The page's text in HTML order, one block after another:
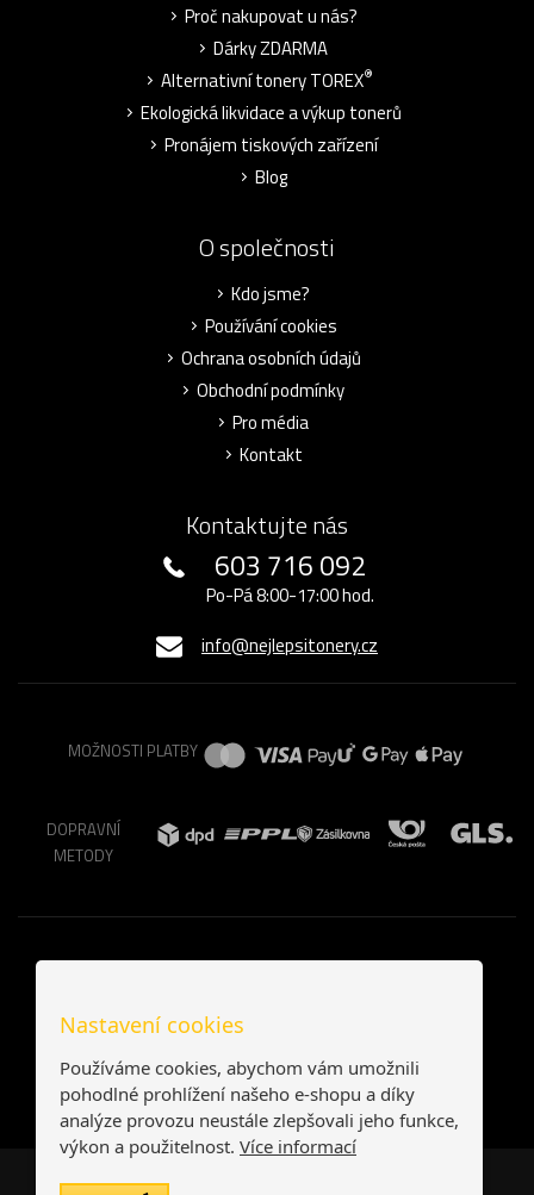
Proč nakupovat u nás?
Dárky ZDARMA
Alternativní tonery TOREX®
Ekologická likvidace a výkup tonerů
Pronájem tiskových zařízení
Blog
O společnosti
Kdo jsme?
Používání cookies
Ochrana osobních údajů
Obchodní podmínky
Pro média
Kontakt
Kontaktujte nás
603 716 092
Po-Pá 8:00-17:00 hod.
info@nejlepsitonery.cz
MOŽNOSTI PLATBY
DOPRAVNÍ
METODY
Nastavení cookies
Používáme cookies, abychom vám umožnili
pohodlné prohlížení našeho e-shopu a díky
analýze provozu neustále zlepšovali jeho funkce,
výkon a použitelnost. Více informací